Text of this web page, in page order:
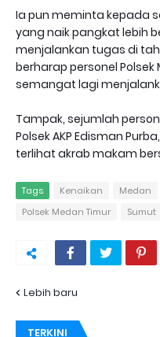
Ia pun meminta kepada
yang naik pangkat lebih
menjalankan tugas di
berharap personel Polsek
semangat lagi
Tampak, sejumlah
Polsek AKP Edisman
terlihat akrab makam
Tags Kenaikan Medan
Polsek Medan Timur
Sumut
Lebih baru
TERKINI